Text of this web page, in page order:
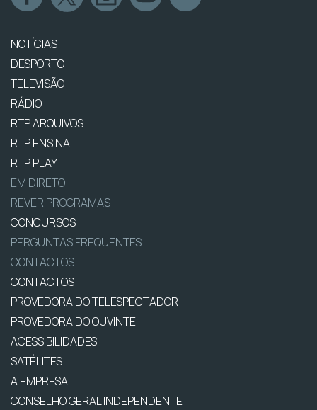
NOTÍCIAS
DESPORTO
TELEVISÃO
RÁDIO
RTP ARQUIVOS
RTP ENSINA
RTP PLAY
EM DIRETO
REVER PROGRAMAS
CONCURSOS
PERGUNTAS FREQUENTES
CONTACTOS
CONTACTOS
PROVEDORA DO TELESPECTADOR
PROVEDORA DO OUVINTE
ACESSIBILIDADES
SATÉLITES
A EMPRESA
CONSELHO GERAL INDEPENDENTE